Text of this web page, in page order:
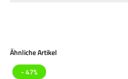
Produktgalerie überspringen
Ähnliche Artikel
- 47%